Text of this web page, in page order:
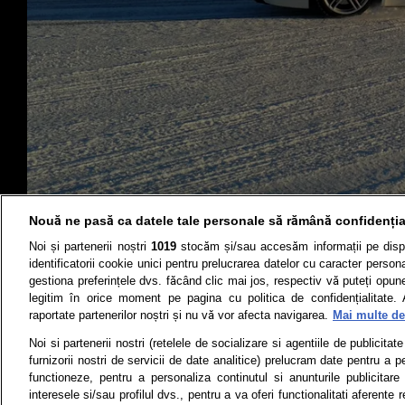
Știri Test drive
Termeni si conditii Politica de
Nouă ne pasă ca datele tale personale să rămână
Noi și partenerii noștri 1019stocăm și/sau accesăm informații pe
identificatorii cookie unici pentru prelucrarea datelor cu caracter
gestiona preferințele dvs. făcând clic mai jos, respectiv vă puteți
legitim în orice moment pe pagina cu politica de confidențialitate.
raportate partenerilor noștri și nu vă vor afecta navigarea. Mai multe
Noi si partenerii nostri (retelele de socializare si agentiile de
furnizorii nostri de servicii de date analitice) prelucram date pentru a
functioneze, pentru a personaliza continutul si anunturile
interesele si/sau profilul dvs., pentru a va oferi functionalitati aferente